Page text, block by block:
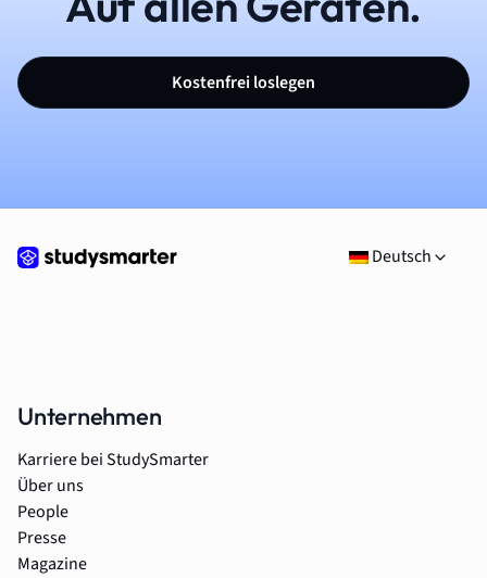
Kostenfrei loslegen
Deutsch
Unternehmen
Karriere bei StudySmarter
Über uns
People
Presse
Magazine